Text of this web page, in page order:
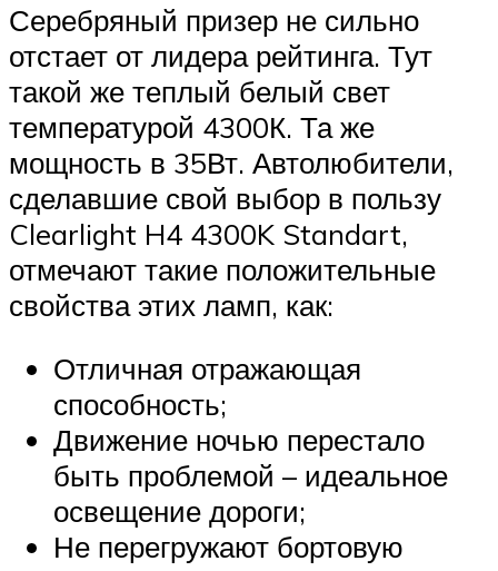
Серебряный призер не сильно
отстает от лидера рейтинга. Тут
такой же теплый белый свет
температурой 4300К. Та же
мощность в 35Вт. Автолюбители,
сделавшие свой выбор в пользу
Clearlight H4 4300K Standart,
отмечают такие положительные
свойства этих ламп, как:
Отличная отражающая
способность;
Движение ночью перестало
быть проблемой – идеальное
освещение дороги;
Не перегружают бортовую